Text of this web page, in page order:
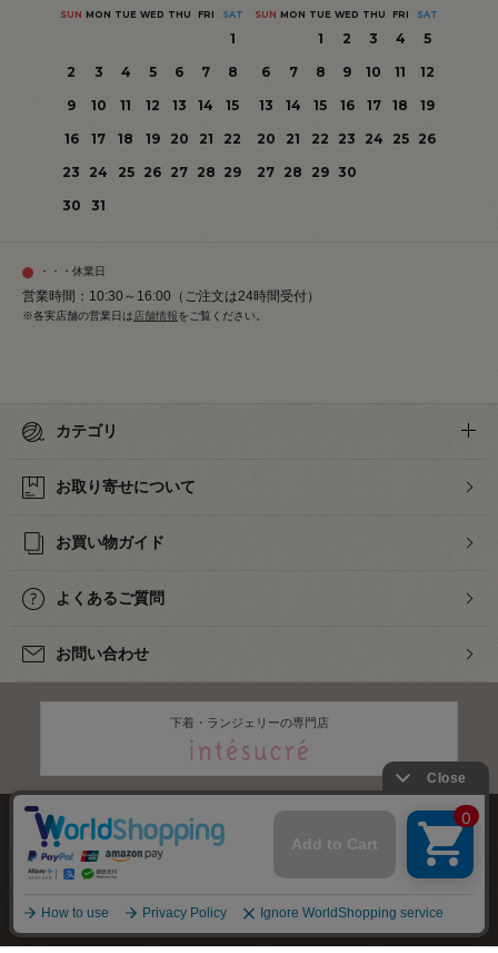
SUN MON TUE WED THU FRI SAT
1
2
3 4 5 6 7
8
9
10 11 12 13 14
15
16
17 18 19 20 21
22
23
24 25 26 27 28 29
30
31
SUN MON TUE WED THU FRI SAT
1 2 3 4
5
6
7 8 9 10 11
12
13
14 15 16 17 18
19
20
21 22 23 24 25
26
27 28 29 30
・・・休業日
営業時間：10:30～16:00（ご注文は24時間受付）
※各実店舗の営業日は店舗情報をご覧ください。
カテゴリ
お取り寄せについて
お買い物ガイド
よくあるご質問
お問い合わせ
下着・ランジェリーの専門店
株式会社オカダヤ
特定商取引法に基づく表記 プライバシーポリシー サイトマップ
2012-2026OKADAYA CO.,LTD.